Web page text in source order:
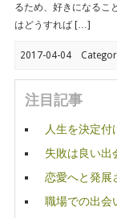
るため、好きになるこ
はどうすれば […]
2017-04-04
注目記事
人生を決定付
失敗は良い出
恋愛へと発展
職場での出会